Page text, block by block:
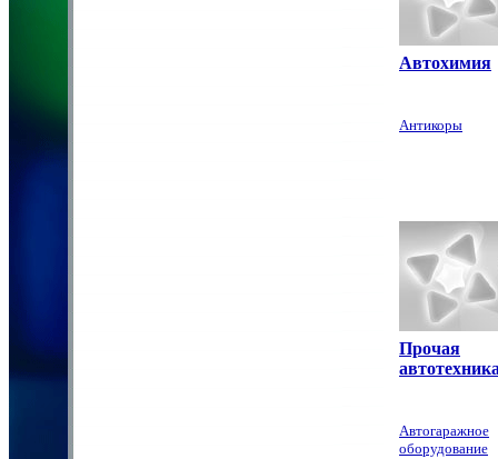
Автохимия
Антикоры
Прочая
Автогаражное
оборудование